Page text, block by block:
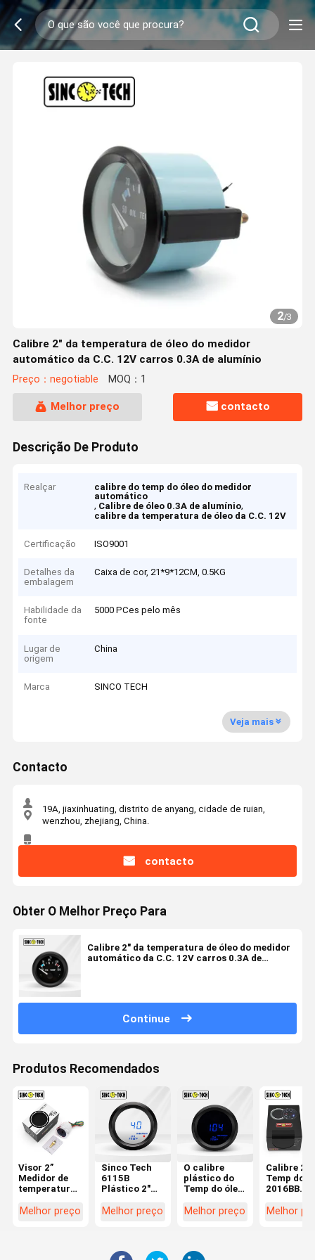
2/3
Calibre 2" da temperatura de óleo do medidor
automático da C.C. 12V carros 0.3A de alumínio
Preço：negotiable MOQ：1
Melhor preço contacto
Descrição De Produto
Realçar
calibre do temp do óleo do medidor
automático
, Calibre de óleo 0.3A de alumínio,
calibre da temperatura de óleo da C.C. 12V
Certificação ISO9001
Detalhes da
embalagem
Caixa de cor, 21*9*12CM, 0.5KG
Habilidade da
fonte
5000 PCes pelo mês
Lugar de
origem
China
Marca SINCO TECH
Veja mais
Contacto
19A, jiaxinhuating, distrito de anyang, cidade de ruian,
wenzhou, zhejiang, China.
contacto
Obter O Melhor Preço Para
Calibre 2" da temperatura de óleo do medidor
automático da C.C. 12V carros 0.3A de
Continue
Produtos Recomendados
Visor 2”
Medidor de
temperatura
Tech 6145T
Melhor preço
Sinco Tech
6115B
Plástico 2"
Temperatura
Tela Branca
Melhor preço
O calibre
plástico do
Temp do óleo
6115 de Sinco
móvel
Melhor preço
Calibre 2"
Temp do
2016BB
Melhor